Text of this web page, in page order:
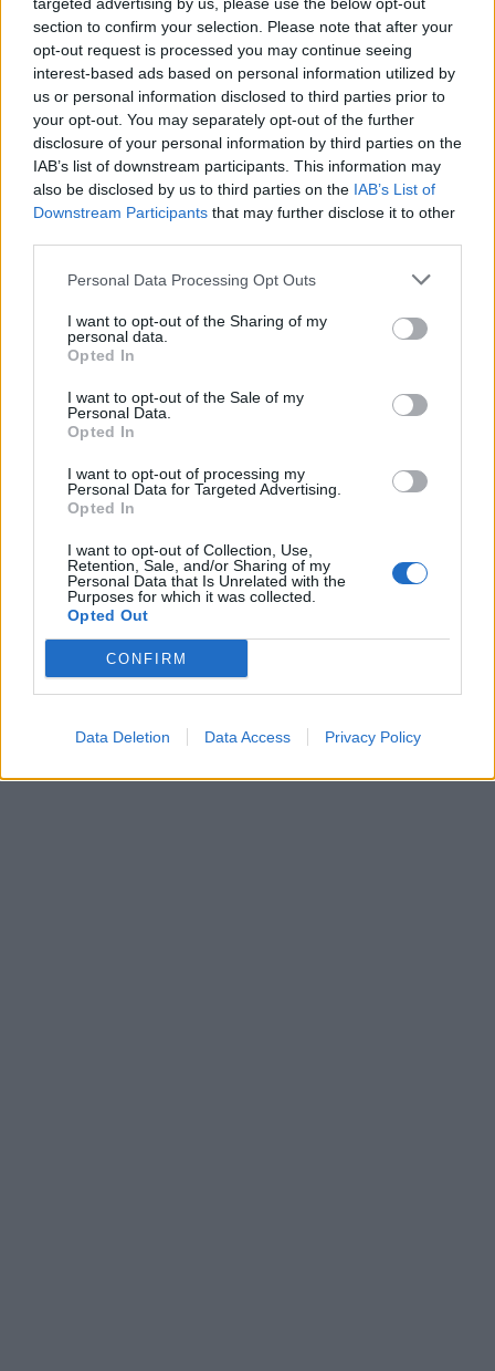
section to confirm your selection. Please note that after your
opt-out request is processed you may continue seeing
interest-based ads based on personal information utilized by
us or personal information disclosed to third parties prior to
your opt-out. You may separately opt-out of the further
disclosure of your personal information by third parties on the
IAB’s list of downstream participants. This information may
also be disclosed by us to third parties on the IAB’s List of
Downstream Participants that may further disclose it to other
Personal Data Processing Opt Outs
I want to opt-out of the Sharing of my
personal data.
Opted In
I want to opt-out of the Sale of my
Personal Data.
Opted In
I want to opt-out of processing my
Personal Data for Targeted Advertising.
Opted In
I want to opt-out of Collection, Use,
Retention, Sale, and/or Sharing of my
Personal Data that Is Unrelated with the
Purposes for which it was collected.
Opted Out
CONFIRM
Data Deletion Data Access Privacy Policy